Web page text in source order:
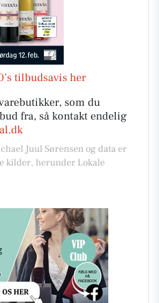
tilbudsavis her
som du
fra, så kontakt endelig
Juul Sørensen og data er
kilder, herunder Lokale